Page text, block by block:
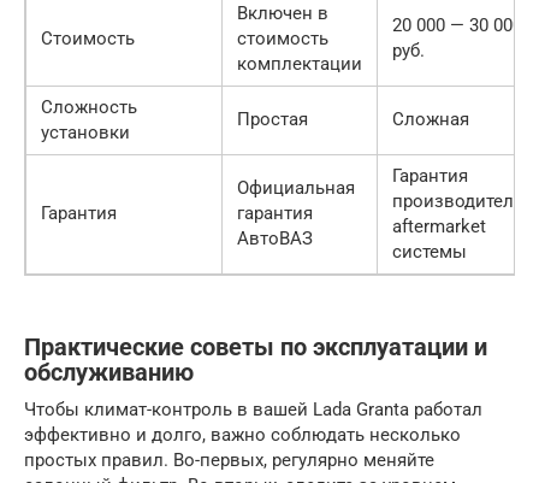
Стоимость
Включен в
стоимость
комплектации
20 000 — 30 000
руб.
Сложность
установки
Простая Сложная
Гарантия
Официальная
гарантия
АвтоВАЗ
Гарантия
производителя
aftermarket
системы
Практические советы по эксплуатации и
обслуживанию
Чтобы климат-контроль в вашей Lada Granta работал
эффективно и долго, важно соблюдать несколько
простых правил. Во-первых, регулярно меняйте